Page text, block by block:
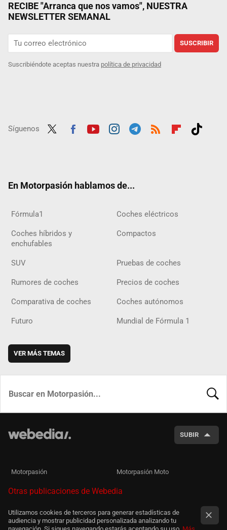
RECIBE "Arranca que nos vamos", NUESTRA
NEWSLETTER SEMANAL
SUSCRIBIR
Suscribiéndote aceptas nuestra política de privacidad
Síguenos
En Motorpasión hablamos de...
Fórmula1 Coches eléctricos
Coches híbridos y
enchufables
Compactos
SUV Pruebas de coches
Rumores de coches Precios de coches
Comparativa de coches Coches autónomos
Futuro Mundial de Fórmula 1
VER MÁS TEMAS
SUBIR
Motorpasión Motorpasión Moto
Otras publicaciones de Webedia
Utilizamos cookies de terceros para generar estadísticas de
audiencia y mostrar publicidad personalizada analizando tu